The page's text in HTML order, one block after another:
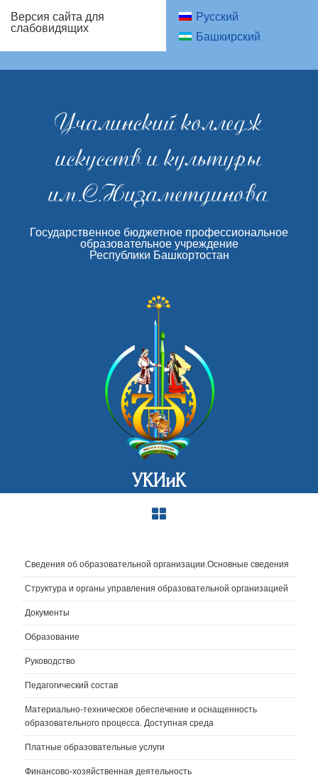
Версия сайта для
слабовидящих
Русский
Башкирский
Учалинский колледж
искусств и культуры
им.С.Низаметдинова
Государственное бюджетное профессиональное
образовательное учреждение
Республики Башкортостан
УКИиК
Сведения об образовательной организации.Основные сведения
Структура и органы управления образовательной организацией
Документы
Образование
Руководство
Педагогический состав
Материально-техническое обеспечение и оснащенность
образовательного процесса. Доступная среда
Платные образовательные услуги
Финансово-хозяйственная деятельность